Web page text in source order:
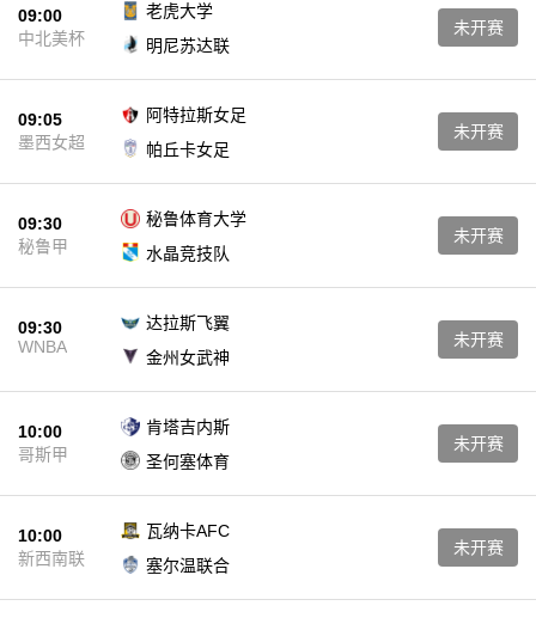
09:00
中北美杯
老虎大学
明尼苏达联
未开赛
09:05
墨西女超
阿特拉斯女足
帕丘卡女足
未开赛
09:30
秘鲁甲
秘鲁体育大学
水晶竞技队
未开赛
09:30
WNBA
达拉斯飞翼
金州女武神
未开赛
10:00
哥斯甲
肯塔吉内斯
圣何塞体育
未开赛
10:00
新西南联
瓦纳卡AFC
塞尔温联合
未开赛